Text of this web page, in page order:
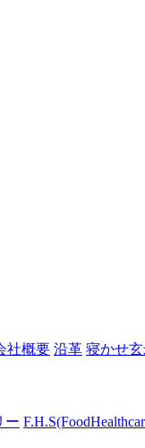
社概要 沿革 寝かせ
ー F.H.S